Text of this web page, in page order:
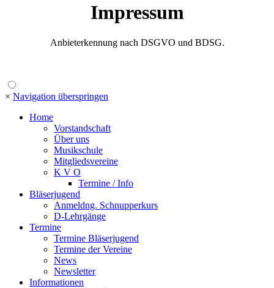
Impressum
Anbieterkennung nach DSGVO und BDSG.
× Navigation überspringen
Home
Vorstandschaft
Über uns
Musikschule
Mitgliedsvereine
K V O
Termine / Info
Bläserjugend
Anmeldng. Schnupperkurs
D-Lehrgänge
Termine
Termine Bläserjugend
Termine der Vereine
News
Newsletter
Informationen